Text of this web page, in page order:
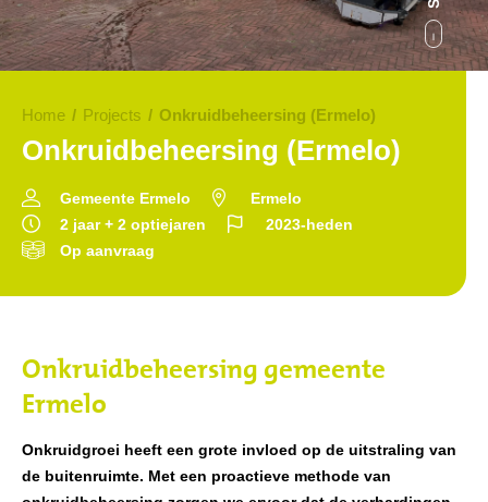
Home / Projects / Onkruidbeheersing (Ermelo)
Onkruidbeheersing (Ermelo)
Gemeente Ermelo
Ermelo
2 jaar + 2 optiejaren
2023-heden
Op aanvraag
Onkruidbeheersing gemeente
Ermelo
Onkruidgroei heeft een grote invloed op de uitstraling van
de buitenruimte. Met een proactieve methode van